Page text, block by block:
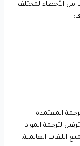
من الأخطاء لمختلف
المعتمدة
لترجمة المواد
اللغات العالمية.